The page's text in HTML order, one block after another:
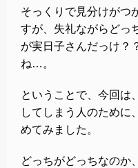
そっくりで見分けがつ
すが、失礼ながらどっ
が実日子さんだっけ？
ね…。
ということで、今回は
してしまう人のために
めてみました。
どっちがどっちなのか